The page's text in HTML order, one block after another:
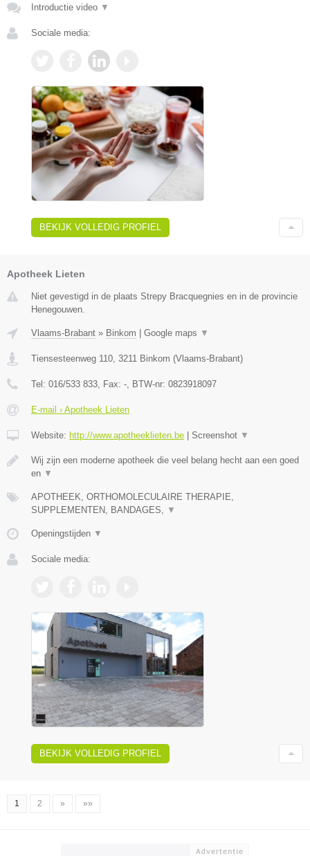
Introductie video ▼
Sociale media:
BEKIJK VOLLEDIG PROFIEL
Apotheek Lieten
Niet gevestigd in de plaats Strepy Bracquegnies en in de provincie
Henegouwen.
Vlaams-Brabant » Binkom Google maps ▼
Tiensesteenweg 110 3211 Binkom (Vlaams-Brabant)
Tel: 016/533 833 , Fax: - , BTW-nr: 0823918097
E-mail › Apotheek Lieten
Website: http://www.apotheeklieten.be Screenshot ▼
Wij zijn een moderne apotheek die veel belang hecht aan een goed
en ▼
APOTHEEK, ORTHOMOLECULAIRE THERAPIE,
SUPPLEMENTEN, BANDAGES,
▼
Openingstijden ▼
Sociale media:
BEKIJK VOLLEDIG PROFIEL
1 2 » »»